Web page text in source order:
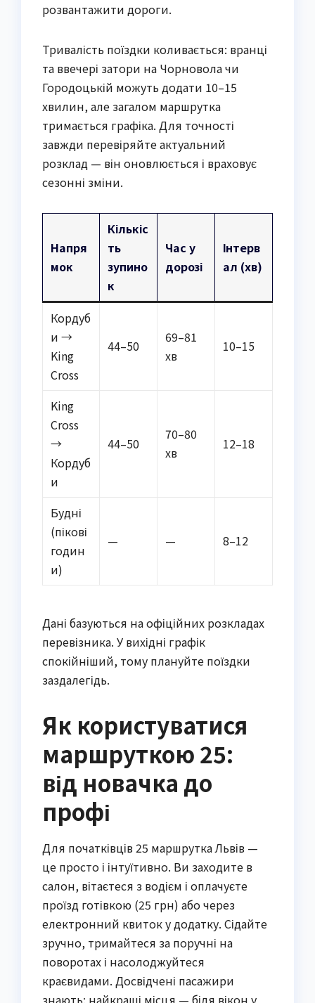
розвантажити дороги.
Тривалість поїздки коливається: вранці
та ввечері затори на Чорновола чи
Городоцькій можуть додати 10–15
хвилин, але загалом маршрутка
тримається графіка. Для точності
завжди перевіряйте актуальний
розклад — він оновлюється і враховує
сезонні зміни.
Напря
мок
Кількіс
ть
зупино
к
Час у
дорозі
Інтерв
ал (хв)
Кордуб
и →
King
Cross
44–50
69–81
хв
10–15
King
Cross
→
Кордуб
и
44–50
70–80
хв
12–18
Будні
(пікові
годин
и)
— — 8–12
Дані базуються на офіційних розкладах
перевізника. У вихідні графік
спокійніший, тому плануйте поїздки
заздалегідь.
Як користуватися
маршруткою 25:
від новачка до
профі
Для початківців 25 маршрутка Львів —
це просто і інтуїтивно. Ви заходите в
салон, вітаєтеся з водієм і оплачуєте
проїзд готівкою (25 грн) або через
електронний квиток у додатку. Сідайте
зручно, тримайтеся за поручні на
поворотах і насолоджуйтеся
краєвидами. Досвідчені пасажири
знають: найкращі місця — біля вікон у